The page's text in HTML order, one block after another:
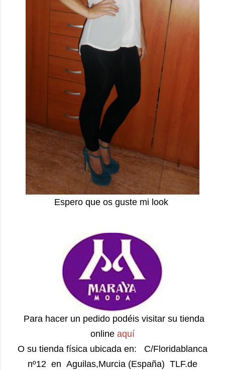
Espero que os guste mi look
Para hacer un pedido podéis visitar su tienda
online aquí
O su tienda física ubicada en: C/Floridablanca
nº12 en Aguilas,Murcia (España) TLF.de